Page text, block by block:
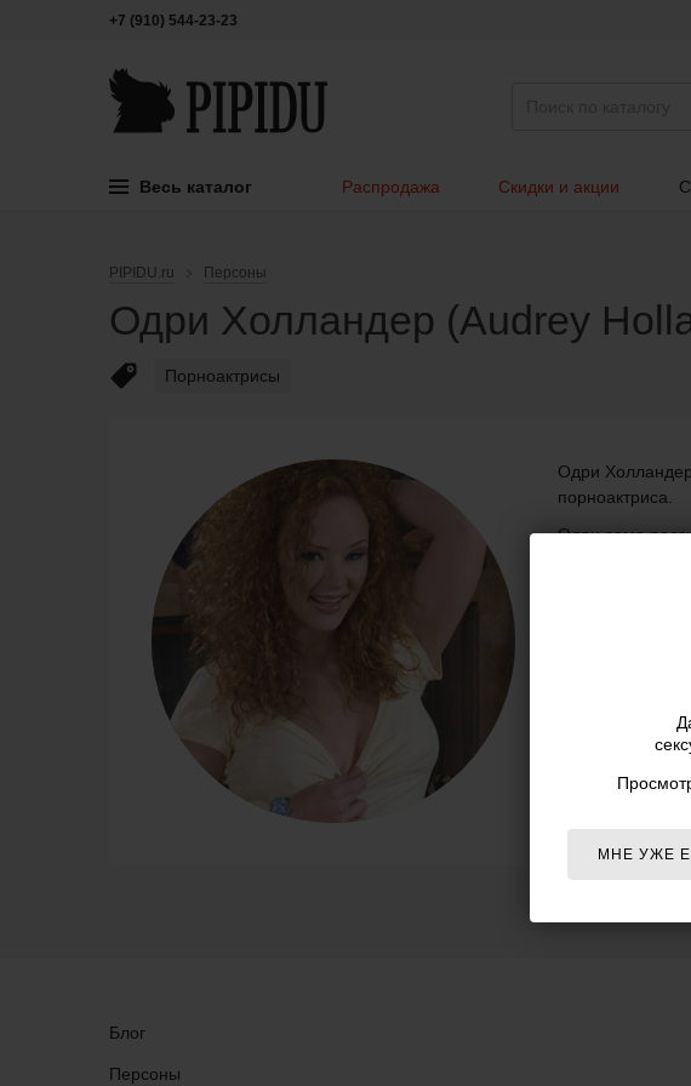
МНЕ УЖЕ
+7 (910) 544-23-23
Весь каталог Распродажа Скидки и акции
PIPIDU.ru Персоны
Одри Холландер (Audrey
Порноактрисы
Одри
порноактриса.
Одри сама
для школьных
степень
Одри
способная к
королев» —
заявила, что
По данным на
Блог
Персоны